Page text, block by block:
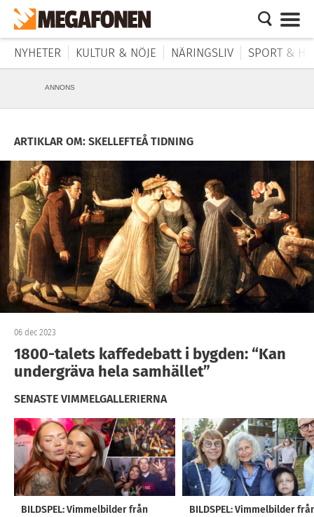
NYHETER KULTUR & NÖJE NÄRINGSLIV SPORT &
ANNONS
ARTIKLAR OM: SKELLEFTEÅ TIDNING
06 dec 2023
1800-talets kaffedebatt i bygden: “Kan
undergräva hela samhället”
SENASTE VIMMELGALLERIERNA
BILDSPEL: Vimmelbilder från
BILDSPEL: Vimmelbilder